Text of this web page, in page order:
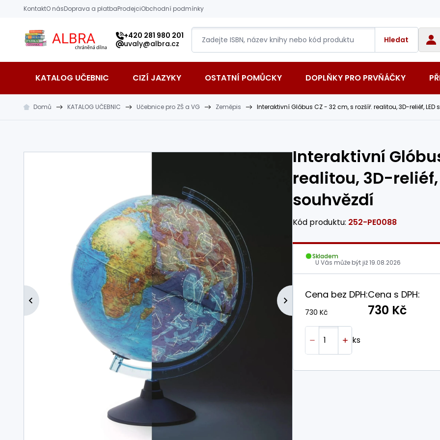
Přeskočit na hlavní obsah
KontaktO násDoprava a platbaProdejciObchodní podmínky
Albra s.r.o.
+420 281 980 201
uvaly@albra.cz
Hledat
KATALOG UČEBNIC CIZÍ JAZYKY OSTATNÍ POMŮCKY DOPLŇKY PRO PRVŇÁČKY
Domů KATALOG UČEBNIC Učebnice pro ZŠ a VG Zeměpis Interaktivní Glóbus CZ - 32 cm, s rozšíř. realitou, 3D-reliéf,
Interaktivní
realitou, 3D-reliéf,
souhvězdí
Kód produktu: 252-PE0088
Skladem
U Vás může být již19.08.2026
Cena bez DPH:
730 Kč
Cena s DPH:
730 Kč
ks